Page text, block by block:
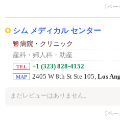
[ペー
シム メディカル センター
病院・クリニック
産科・婦人科・助産
TEL +1 (323) 828-4152
MAP 2405 W 8th St Ste 105, Los
まだレビューはありません。
[ペー